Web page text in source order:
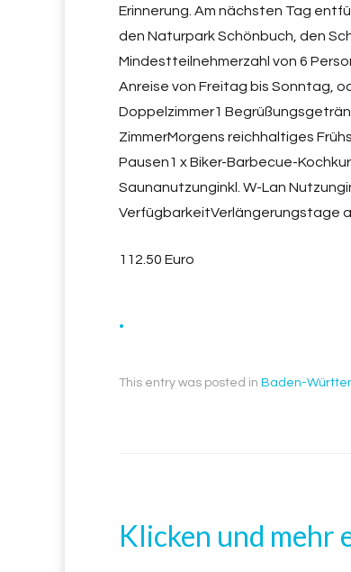
Erinnerung. Am nächsten Tag
den Naturpark Schönbuch, den
Mindestteilnehmerzahl von 6
Anreise von Freitag bis Sonntag,
Doppelzimmer1
ZimmerMorgens reichhaltiges
Pausen1 x Biker-Barbecue-
Saunanutzunginkl. W-Lan
VerfügbarkeitVerlängerungstage
112.50 Euro
.
This entry was posted in Baden-
Klicken und mehr